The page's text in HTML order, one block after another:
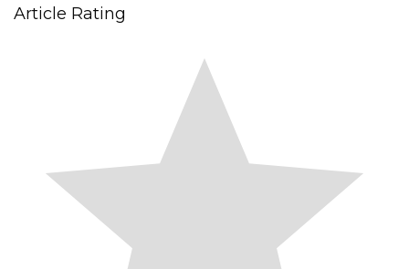
Article Rating